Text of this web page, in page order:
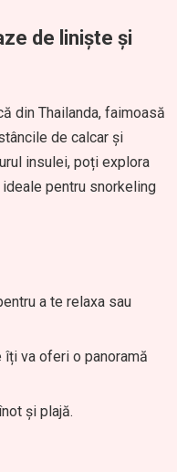
de liniște și
din Thailanda, faimoasă
de calcar și
insulei, poți explora
pentru snorkeling
a te relaxa sau
îți va oferi o panoramă
și plajă.